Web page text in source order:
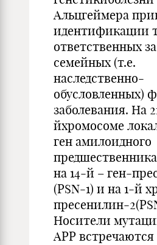
Альцгеймера
идентификации
ответственных
семейных (т.е.
наследственно-
обусловленных)
заболевания. На
йхромосоме
ген амилоидного
на 14-й – ген-
(PSN-1) и на 1-й
пресенилин-
Носители
АРР встречаются